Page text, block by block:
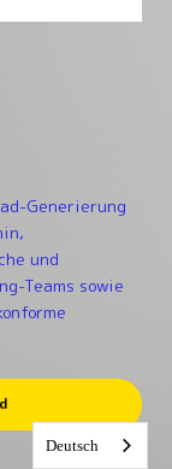
Generierung
und
Teams sowie
Deutsch